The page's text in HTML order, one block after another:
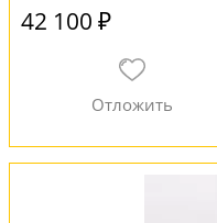
42 100 ₽